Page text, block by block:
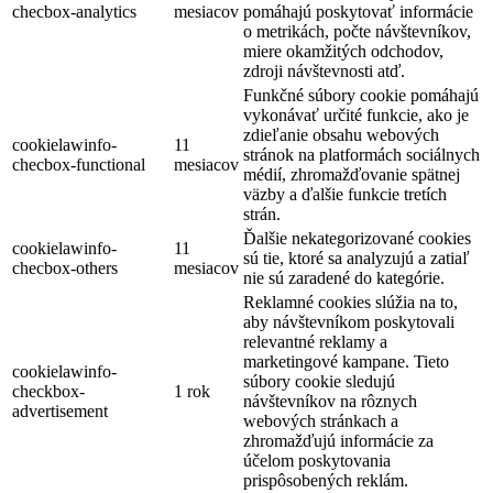
checbox-analytics
mesiacov pomáhajú poskytovať informácie
o metrikách, počte návštevníkov,
miere okamžitých odchodov,
zdroji návštevnosti atď.
cookielawinfo-
checbox-functional
11
mesiacov
Funkčné súbory cookie pomáhajú
vykonávať určité funkcie, ako je
zdieľanie obsahu webových
stránok na platformách sociálnych
médií, zhromažďovanie spätnej
väzby a ďalšie funkcie tretích
strán.
cookielawinfo-
checbox-others
11
mesiacov
Ďalšie nekategorizované cookies
sú tie, ktoré sa analyzujú a zatiaľ
nie sú zaradené do kategórie.
cookielawinfo-
checkbox-
advertisement
1 rok
Reklamné cookies slúžia na to,
aby návštevníkom poskytovali
relevantné reklamy a
marketingové kampane. Tieto
súbory cookie sledujú
návštevníkov na rôznych
webových stránkach a
zhromažďujú informácie za
účelom poskytovania
prispôsobených reklám.